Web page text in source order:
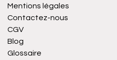
Mentions légales
Contactez-nous
CGV
Blog
Glossaire